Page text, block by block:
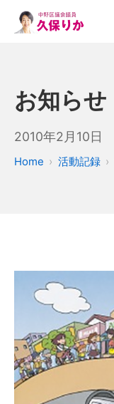
お知らせ
2010年2月10日
Home 活動記録